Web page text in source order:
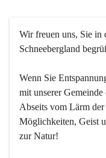
Wir freuen uns, Sie in
Schneebergland
Wenn Sie
mit unserer
Abseits vom Lärm
Möglichkeiten, Geist
zur Natur!